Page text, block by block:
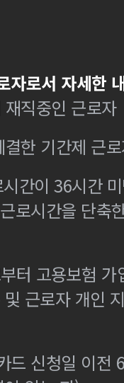
자로서 자세한
직중인 근로자
한 기간제 근
간이 36시간
로시간을 단축
터 고용보험
근로자 개인
드 신청일 이전